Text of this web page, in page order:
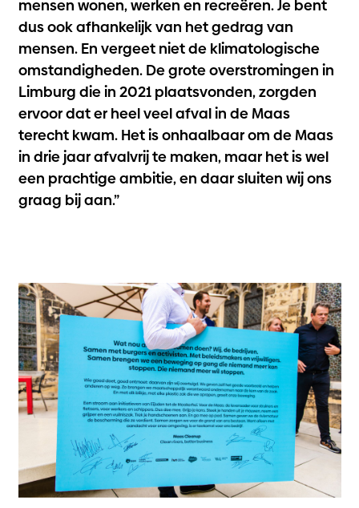
mensen wonen, werken en recreëren. Je bent
dus ook afhankelijk van het gedrag van
mensen. En vergeet niet de klimatologische
omstandigheden. De grote overstromingen in
Limburg die in 2021 plaatsvonden, zorgden
ervoor dat er heel veel afval in de Maas
terecht kwam. Het is onhaalbaar om de Maas
in drie jaar afvalvrij te maken, maar het is wel
een prachtige ambitie, en daar sluiten wij ons
graag bij aan.”